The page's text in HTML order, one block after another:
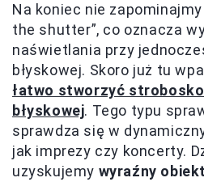
Na koniec nie
the shutter”, co oznacza
naświetlania przy
błyskowej. Skoro już tu
łatwo stworzyć
błyskowej. Tego typu
sprawdza się w
jak imprezy czy koncerty.
uzyskujemy wyraźny